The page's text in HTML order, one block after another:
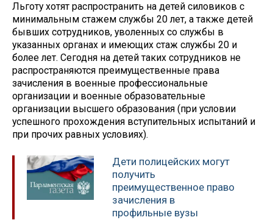
Льготу хотят распространить на детей силовиков с
минимальным стажем службы 20 лет, а также детей
бывших сотрудников, уволенных со службы в
указанных органах и имеющих стаж службы 20 и
более лет. Сегодня на детей таких сотрудников не
распространяются преимущественные права
зачисления в военные профессиональные
организации и военные образовательные
организации высшего образования (при условии
успешного прохождения вступительных испытаний и
при прочих равных условиях).
Дети полицейских могут
получить
преимущественное право
зачисления в
профильные вузы